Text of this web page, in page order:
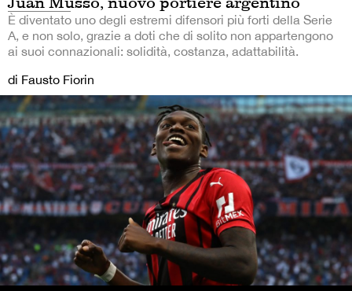
È diventato uno degli estremi difensori più forti della Serie
A, e non solo, grazie a doti che di solito non appartengono
ai suoi connazionali: solidità, costanza, adattabilità.
di Fausto Fiorin